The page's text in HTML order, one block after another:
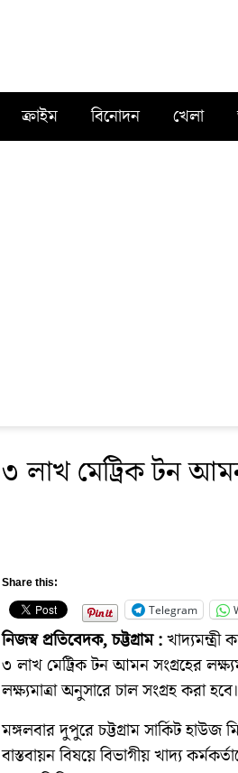
ক্রাইম বিনোদন খেলা
৩ লাখ মেট্রিক টন আমন
Share this:
Telegram
নিজস্ব প্রতিবেদক, চট্টগ্রাম :
৩ লাখ মেট্রিক টন আমন সংগ্রহের
লক্ষ্যমাত্রা অনুসারে চাল সংগ্রহ করা
মঙ্গলবার দুপুরে চট্টগ্রাম সার্কিট
বাস্তবায়ন বিষয়ে বিভাগীয় খাদ্য